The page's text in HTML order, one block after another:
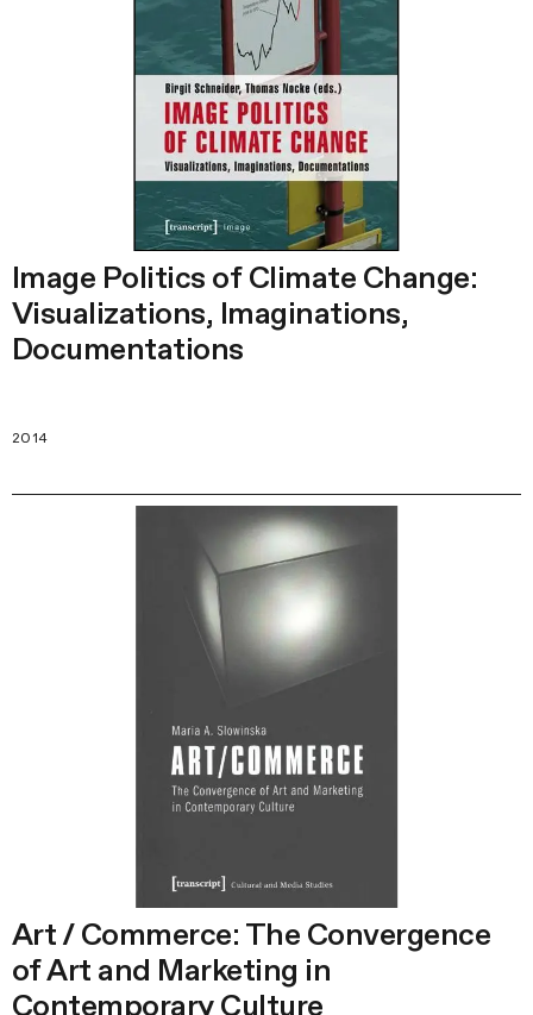
Image Politics of Climate Change:
Visualizations, Imaginations,
Documentations
2014
Art / Commerce: The Convergence
of Art and Marketing in
Contemporary Culture